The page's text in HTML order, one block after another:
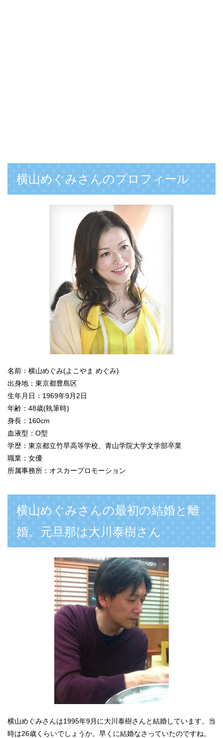
横山めぐみさんのプロフィール
名前：横山めぐみ(よこやま めぐみ)
出身地：東京都豊島区
生年月日：1969年9月2日
年齢：48歳(執筆時)
身長：160cm
血液型：O型
学歴：東京都立竹早高等学校、青山学院大学文学部卒業
職業：女優
所属事務所：オスカープロモーション
横山めぐみさんの最初の結婚と離
婚。元旦那は大川泰樹さん
横山めぐみさんは1995年9月に大川泰樹さんと結婚しています。当
時は26歳くらいでしょうか。早くに結婚なさっていたのですね。